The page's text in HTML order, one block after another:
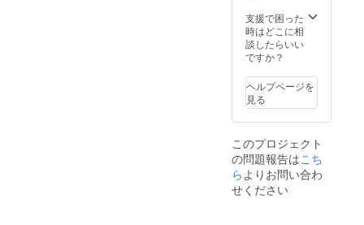
ご注文
状況、
使用部
材の供
況、製
造工程
上の都
合等に
荷時期
が遅れ
る場合
があり
ご注文
状況、
使用部
材の供
況、製
造工程
上の都
合等に
荷時期
が遅れ
る場合
があり
ます。
支援で困った
時はどこに相
談したらいい
ですか？
ヘルプページを
見る
このプロジェクト
の問題報告はこち
らよりお問い合わ
せください